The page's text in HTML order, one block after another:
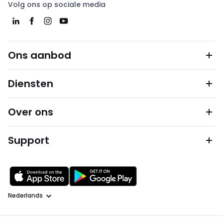
Volg ons op sociale media
Ons aanbod
Diensten
Over ons
Support
Taal